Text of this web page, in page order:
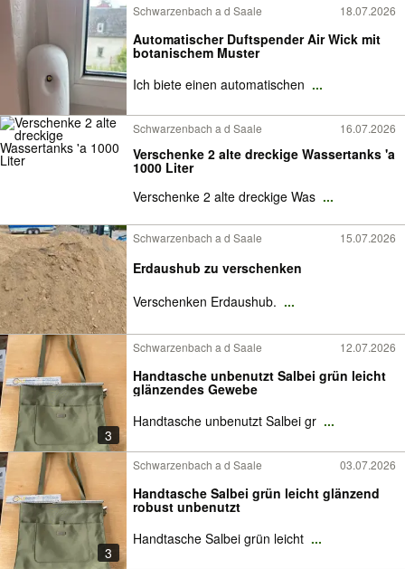
Schwarzenbach a d Saale 18.07.2026
Automatischer Duftspender Air Wick mit
botanischem Muster
Ich biete einen automatischen ...
Schwarzenbach a d Saale 16.07.2026
Verschenke 2 alte dreckige Wassertanks 'a
1000 Liter
Verschenke 2 alte dreckige Was ...
Schwarzenbach a d Saale 15.07.2026
Erdaushub zu verschenken
Verschenken Erdaushub. ...
3
Schwarzenbach a d Saale 12.07.2026
Handtasche unbenutzt Salbei grün leicht
glänzendes Gewebe
Handtasche unbenutzt Salbei gr ...
3
Schwarzenbach a d Saale 03.07.2026
Handtasche Salbei grün leicht glänzend
robust unbenutzt
Handtasche Salbei grün leicht ...